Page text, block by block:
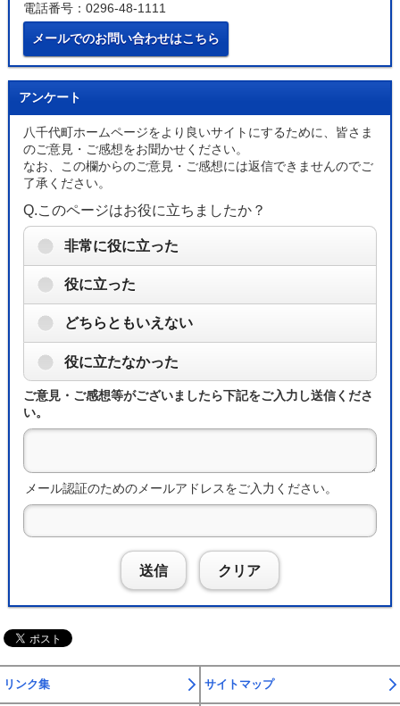
電話番号：0296-48-1111
メールでのお問い合わせはこちら
アンケート
八千代町ホームページをより良いサイトにするために、皆さま
のご意見・ご感想をお聞かせください。
なお、この欄からのご意見・ご感想には返信できませんのでご
了承ください。
Q.このページはお役に立ちましたか？
非常に役に立った
役に立った
どちらともいえない
役に立たなかった
ご意見・ご感想等がございましたら下記をご入力し送信くださ
い。
メール認証のためのメールアドレスをご入力ください。
送信 クリア
リンク集 サイトマップ